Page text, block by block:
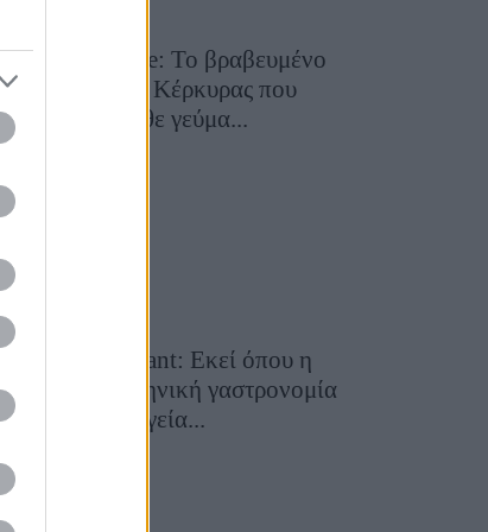
Toula’s Seaside: Το βραβευμένο
εστιατόριο της Κέρκυρας που
μετατρέπει κάθε γεύμα...
Cavos Restaurant: Εκεί όπου η
αυθεντική ελληνική γαστρονομία
συναντά τη μαγεία...